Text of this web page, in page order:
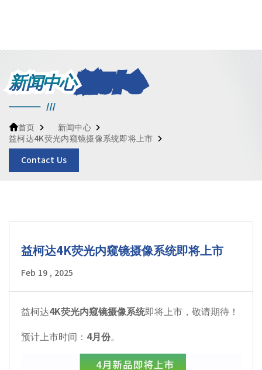
新闻中心
首页
新闻中心
益柯达4K荧光内窥镜摄像系统即将上市
Contact Us
益柯达4K荧光内窥镜摄像系统即将上市
Feb 19 , 2025
益柯达4K荧光内窥镜摄像系统即将上市，敬请期待！
预计上市时间： 4月份。